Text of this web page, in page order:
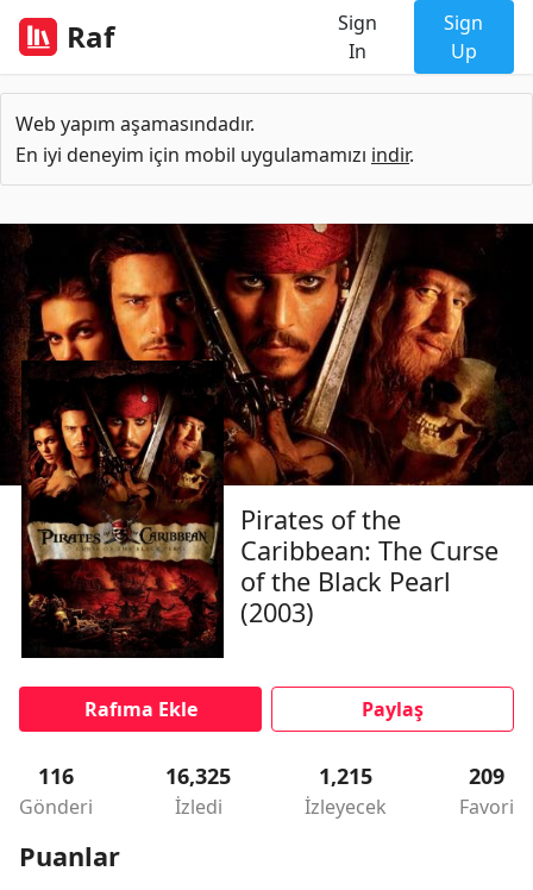
Raf
Sign
In
Sign
Up
Web yapım aşamasındadır.
En iyi deneyim için mobil uygulamamızı indir.
Pirates of the
Caribbean: The Curse
of the Black Pearl
(2003)
Rafıma Ekle Paylaş
116
Gönderi
16,325
İzledi
1,215
İzleyecek
209
Favori
Puanlar